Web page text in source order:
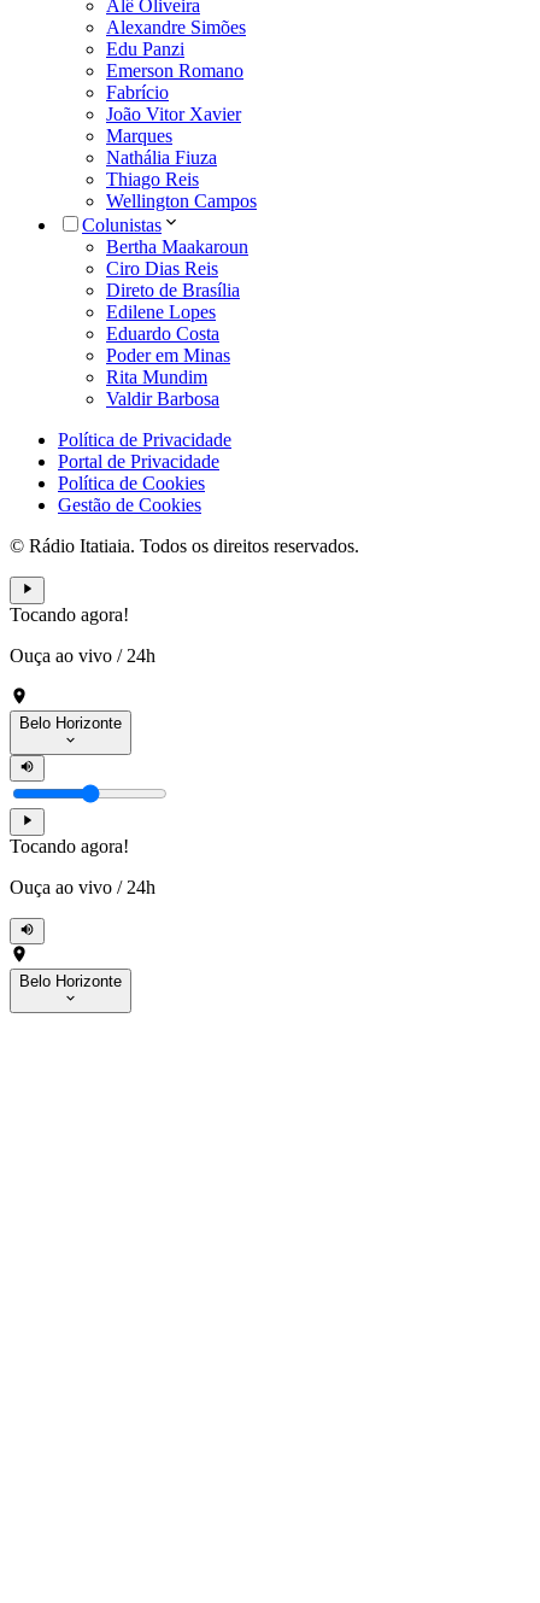
Alê Oliveira
Alexandre Simões
Edu Panzi
Emerson Romano
Fabrício
João Vitor Xavier
Marques
Nathália Fiuza
Thiago Reis
Wellington Campos
Colunistas
Bertha Maakaroun
Ciro Dias Reis
Direto de Brasília
Edilene Lopes
Eduardo Costa
Poder em Minas
Rita Mundim
Valdir Barbosa
Política de Privacidade
Portal de Privacidade
Política de Cookies
Gestão de Cookies
© Rádio Itatiaia. Todos os direitos reservados.
Tocando agora!
Ouça ao vivo / 24h
Belo Horizonte
Tocando agora!
Ouça ao vivo / 24h
Belo Horizonte